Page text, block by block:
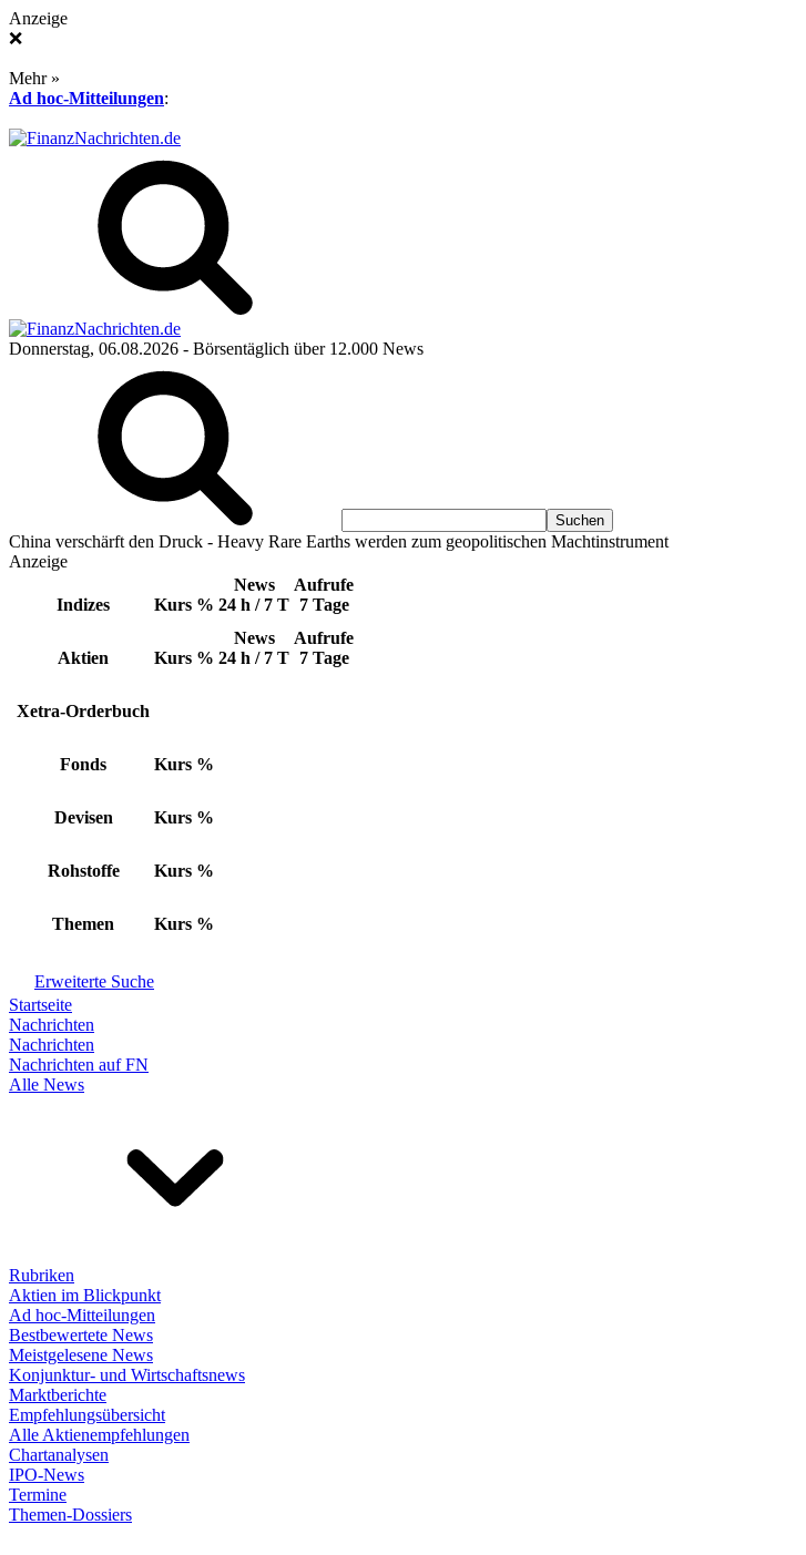
Anzeige
❌
Mehr »
Ad hoc-Mitteilungen:
Donnerstag, 06.08.2026 - Börsentäglich über 12.000 News
China verschärft den Druck - Heavy Rare Earths werden zum geopolitischen Machtinstrument
Anzeige
Indizes Kurs %
News
24 h / 7 T
Aufrufe
7 Tage
Aktien Kurs %
News
24 h / 7 T
Aufrufe
7 Tage
Xetra-Orderbuch
Fonds Kurs %
Devisen Kurs %
Rohstoffe Kurs %
Themen Kurs %
Erweiterte Suche
Startseite
Nachrichten
Nachrichten
Nachrichten auf FN
Alle News
Rubriken
Aktien im Blickpunkt
Ad hoc-Mitteilungen
Bestbewertete News
Meistgelesene News
Konjunktur- und Wirtschaftsnews
Marktberichte
Empfehlungsübersicht
Alle Aktienempfehlungen
Chartanalysen
IPO-News
Termine
Themen-Dossiers